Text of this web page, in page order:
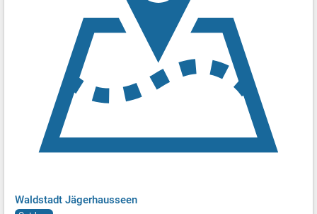
Waldstadt Jägerhausseen